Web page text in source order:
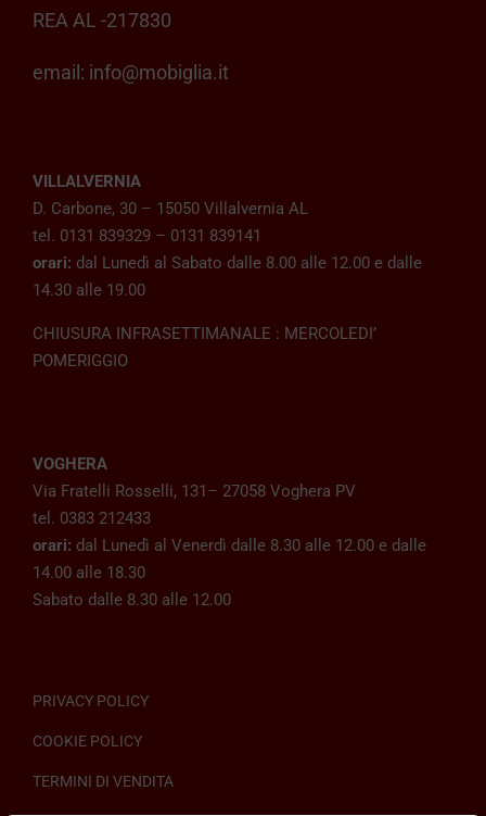
REA AL -217830
email: info@mobiglia.it
VILLALVERNIA
D. Carbone, 30 – 15050 Villalvernia AL
tel. 0131 839329 – 0131 839141
orari: dal Lunedì al Sabato dalle 8.00 alle 12.00 e dalle
14.30 alle 19.00
CHIUSURA INFRASETTIMANALE : MERCOLEDI’
POMERIGGIO
VOGHERA
Via Fratelli Rosselli, 131– 27058 Voghera PV
tel. 0383 212433
orari: dal Lunedì al Venerdì dalle 8.30 alle 12.00 e dalle
14.00 alle 18.30
Sabato dalle 8.30 alle 12.00
PRIVACY POLICY
COOKIE POLICY
TERMINI DI VENDITA